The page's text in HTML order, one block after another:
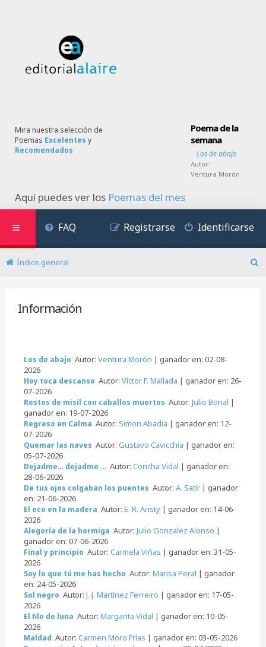
Mira nuestra selección de
Poemas Excelentes y
Recomendados
Poema de la
semana
Los de abajo
Autor:
Ventura Morón
Aquí puedes ver los Poemas del mes
FAQ Identificarse
Registrarse
Índice general
Información
Los de abajo Autor: Ventura Morón | ganador en: 02-08-
2026
Hoy toca descanso Autor: Víctor F. Mallada | ganador en: 26-
07-2026
Restos de misil con caballos muertos Autor: Julio Bonal |
ganador en: 19-07-2026
Regreso en Calma Autor: Simon Abadia | ganador en: 12-
07-2026
Quemar las naves Autor: Gustavo Cavicchia | ganador en:
05-07-2026
Dejadme… dejadme … Autor: Concha Vidal | ganador en:
28-06-2026
De tus ojos colgaban los puentes Autor: A. Satír | ganador
en: 21-06-2026
El eco en la madera Autor: E. R. Aristy | ganador en: 14-06-
2026
Alegoría de la hormiga Autor: Julio Gonzalez Alonso |
ganador en: 07-06-2026
Final y principio Autor: Carmela Viñas | ganador en: 31-05-
2026
Soy lo que tú me has hecho Autor: Marisa Peral | ganador
en: 24-05-2026
Sol negro Autor: J. J. Martínez Ferreiro | ganador en: 17-05-
2026
El filo de luna Autor: Margarita Vidal | ganador en: 10-05-
2026
Maldad Autor: Carmen Moro Frías | ganador en: 03-05-2026